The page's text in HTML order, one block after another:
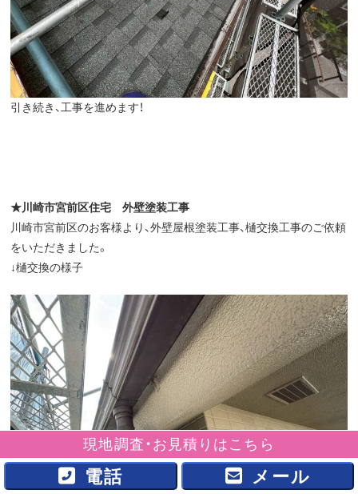
現地調査・お見積りはこちら
電話 メール
引き続き、工事を進めます！
★川崎市宮前区住宅 外壁塗装工事
川崎市宮前区のお客様より、外壁屋根塗装工事、樋交換工事のご依頼
をいただきました。
↓樋交換の様子